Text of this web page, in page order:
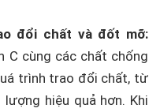
đổi chất và đốt mỡ:
C cùng các chất chống
trình trao đổi chất, từ
hiệu quả hơn. Khi